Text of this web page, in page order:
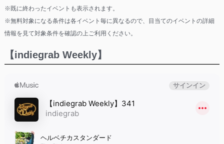
※既に終わったイベントも表示されます。
※無料対象になる条件は各イベント毎に異なるので、目当てのイベントの詳細
情報を見て対象条件を確認の上ご利用ください。
【indiegrab Weekly】